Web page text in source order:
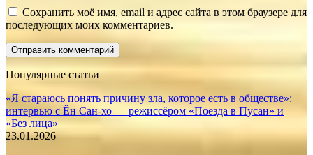
Сохранить моё имя, email и адрес сайта в этом браузере для
последующих моих комментариев.
Популярные статьи
«Я стараюсь понять причину зла, которое есть в обществе»:
интервью с Ён Сан-хо — режиссёром «Поезда в Пусан» и
«Без лица»
23.01.2026